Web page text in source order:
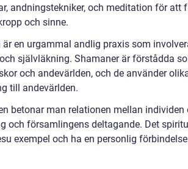
andningstekniker, och meditation för att
och sinne.
en urgammal andlig praxis som
självläkning. Shamaner är förstådda
och andevärlden, och de använder
till andevärlden.
betonar man relationen mellan individen
och församlingens deltagande. Det
exempel och ha en personlig